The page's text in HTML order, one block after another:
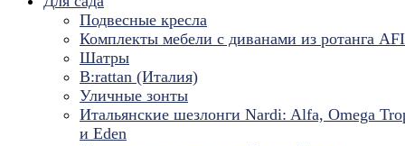
Подвесные кресла
Комплекты мебели с диванами из ротанга
Шатры
B:rattan (Италия)
Уличные зонты
Итальянские шезлонги Nardi: Alfa, Omega
и Eden